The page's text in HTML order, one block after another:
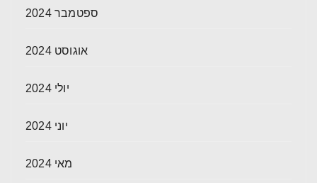
ספטמבר 2024
אוגוסט 2024
יולי 2024
יוני 2024
מאי 2024